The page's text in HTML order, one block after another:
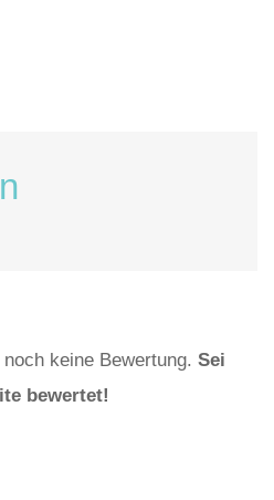
keine Bewertung. Sei
bewertet!